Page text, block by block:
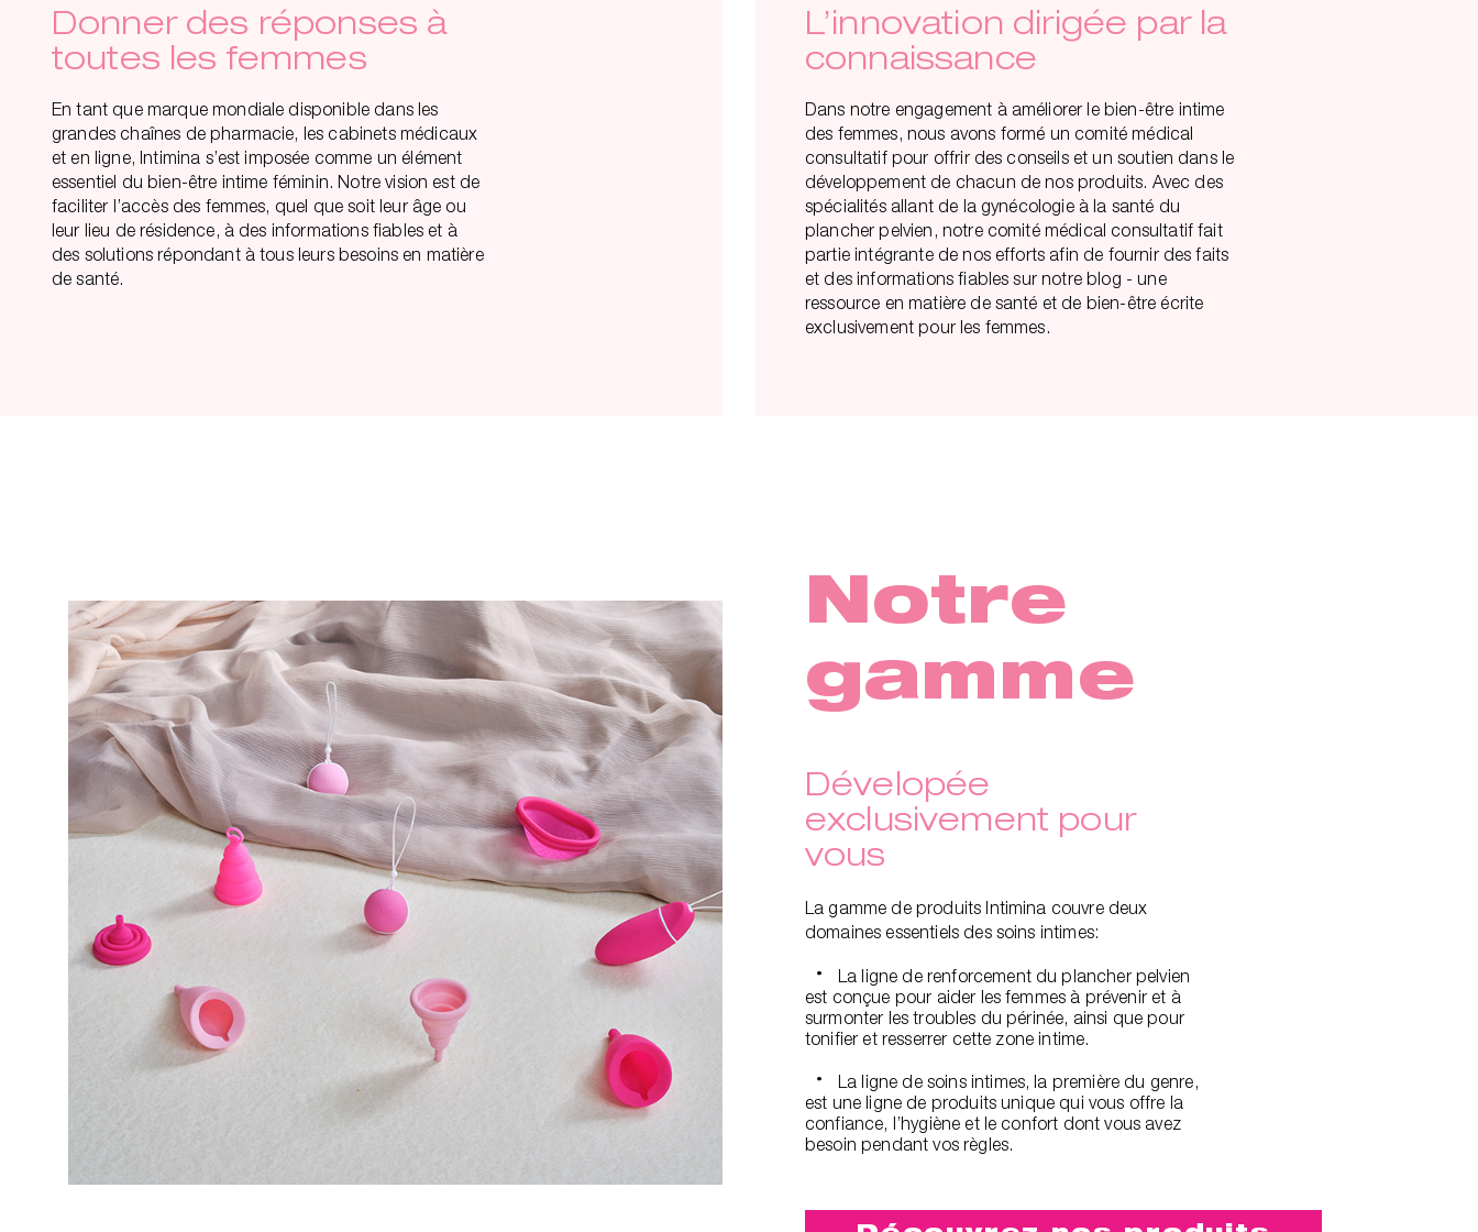
Donner des réponses à
toutes les femmes
En tant que marque mondiale disponible dans les
grandes chaînes de pharmacie, les cabinets médicaux
et en ligne, Intimina s’est imposée comme un élément
essentiel du bien-être intime féminin. Notre vision est de
faciliter l’accès des femmes, quel que soit leur âge ou
leur lieu de résidence, à des informations fiables et à
des solutions répondant à tous leurs besoins en matière
de santé.
L’innovation dirigée par la
connaissance
Dans notre engagement à améliorer le bien-être intime
des femmes, nous avons formé un comité médical
consultatif pour offrir des conseils et un soutien dans le
développement de chacun de nos produits. Avec des
spécialités allant de la gynécologie à la santé du
plancher pelvien, notre comité médical consultatif fait
partie intégrante de nos efforts afin de fournir des faits
et des informations fiables sur notre blog - une
ressource en matière de santé et de bien-être écrite
exclusivement pour les femmes.
Notre
gamme
Dévelopée
exclusivement pour
vous
La gamme de produits Intimina couvre deux
domaines essentiels des soins intimes:
La ligne de renforcement du plancher pelvien
est conçue pour aider les femmes à prévenir et à
surmonter les troubles du périnée, ainsi que pour
tonifier et resserrer cette zone intime.
La ligne de soins intimes, la première du genre,
est une ligne de produits unique qui vous offre la
confiance, l’hygiène et le confort dont vous avez
besoin pendant vos règles.